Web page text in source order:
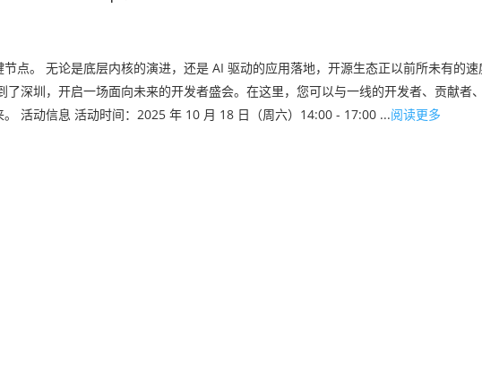
点。 无论是底层内核的演进，还是 AI 驱动的应用落地，开源生态正以前所未有的
深圳，开启一场面向未来的开发者盛会。在这里，您可以与一线的开发者、贡献者
活动信息 活动时间：2025 年 10 月 18 日（周六）14:00 - 17:00 ...阅读更多